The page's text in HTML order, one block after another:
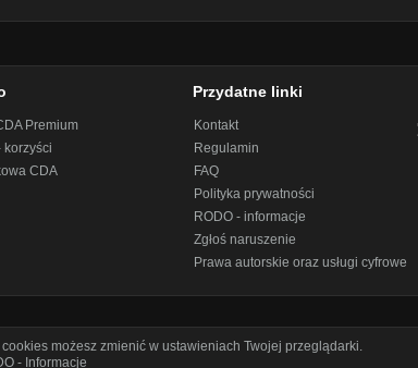
Premium
korzyści
CDA
Przydatne linki
Kontakt
Regulamin
FAQ
Polityka prywatności
RODO - informacje
Zgłoś naruszenie
Prawa autorskie oraz usługi cyfrowe
możesz zmienić w ustawieniach Twojej przeglądarki.
- Informacje